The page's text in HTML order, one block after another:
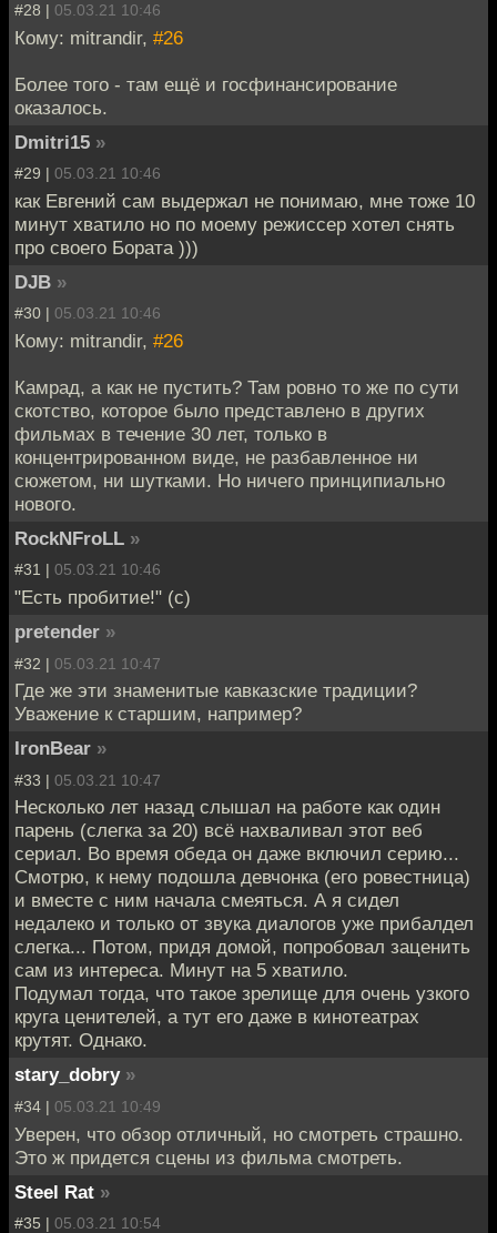
#28 | 05.03.21 10:46
Кому: mitrandir, #26
Более того - там ещё и госфинансирование
оказалось.
Dmitri15 »
#29 | 05.03.21 10:46
как Евгений сам выдержал не понимаю, мне тоже 10
минут хватило но по моему режиссер хотел снять
про своего Бората )))
DJB »
#30 | 05.03.21 10:46
Кому: mitrandir, #26
Камрад, а как не пустить? Там ровно то же по сути
скотство, которое было представлено в других
фильмах в течение 30 лет, только в
концентрированном виде, не разбавленное ни
сюжетом, ни шутками. Но ничего принципиально
нового.
RockNFroLL »
#31 | 05.03.21 10:46
"Есть пробитие!" (с)
pretender »
#32 | 05.03.21 10:47
Где же эти знаменитые кавказские традиции?
Уважение к старшим, например?
IronBear »
#33 | 05.03.21 10:47
Несколько лет назад слышал на работе как один
парень (слегка за 20) всё нахваливал этот веб
сериал. Во время обеда он даже включил серию...
Смотрю, к нему подошла девчонка (его ровестница)
и вместе с ним начала смеяться. А я сидел
недалеко и только от звука диалогов уже прибалдел
слегка... Потом, придя домой, попробовал заценить
сам из интереса. Минут на 5 хватило.
Подумал тогда, что такое зрелище для очень узкого
круга ценителей, а тут его даже в кинотеатрах
крутят. Однако.
stary_dobry »
#34 | 05.03.21 10:49
Уверен, что обзор отличный, но смотреть страшно.
Это ж придется сцены из фильма смотреть.
Steel Rat »
#35 | 05.03.21 10:54